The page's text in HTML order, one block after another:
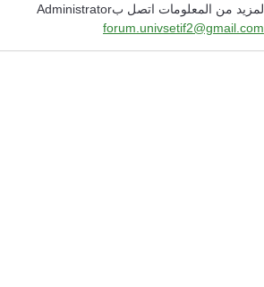
لمزيد من المعلومات اتصل بAdministrator
forum.univsetif2@gmail.com